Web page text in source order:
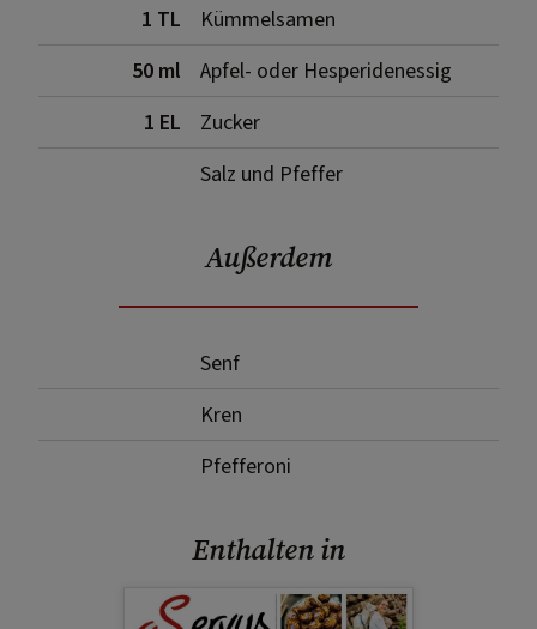
1 TL
Kümmelsamen
50 ml
Apfel- oder Hesperidenessig
1 EL
Zucker
Salz und Pfeffer
Außerdem
Senf
Kren
Pfefferoni
Enthalten in